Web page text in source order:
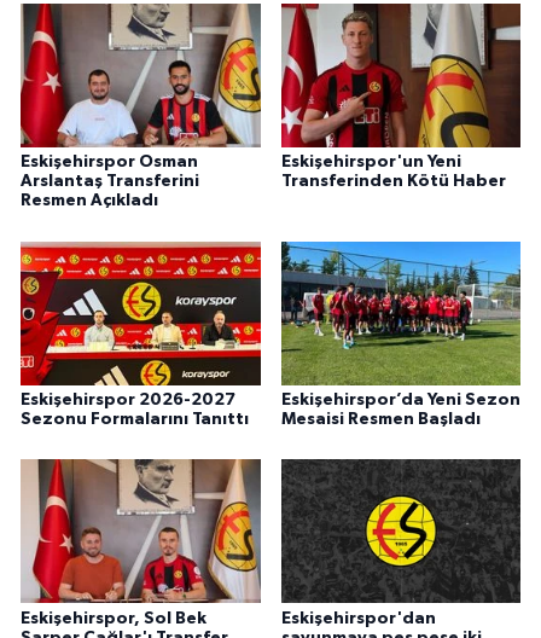
Eskişehirspor Osman
Arslantaş Transferini
Resmen Açıkladı
Eskişehirspor'un Yeni
Transferinden Kötü Haber
Eskişehirspor 2026-2027
Sezonu Formalarını Tanıttı
Eskişehirspor’da Yeni Sezon
Mesaisi Resmen Başladı
Eskişehirspor, Sol Bek
Eskişehirspor'dan